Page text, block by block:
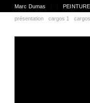
Marc Dumas
présentation cargos 1